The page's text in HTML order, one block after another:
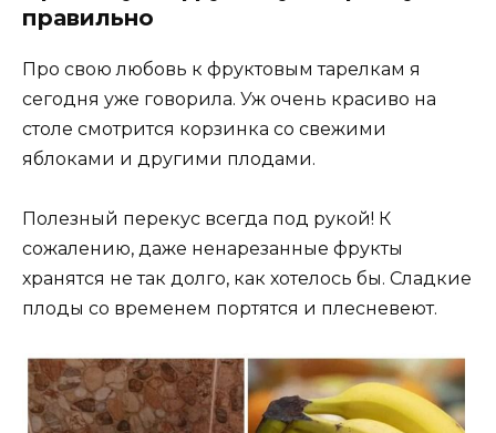
правильно
Про свою любовь к фруктовым тарелкам я
сегодня уже говорила. Уж очень красиво на
столе смотрится корзинка со свежими
яблоками и другими плодами.
Полезный перекус всегда под рукой! К
сожалению, даже ненарезанные фрукты
хранятся не так долго, как хотелось бы. Сладкие
плоды со временем портятся и плесневеют.